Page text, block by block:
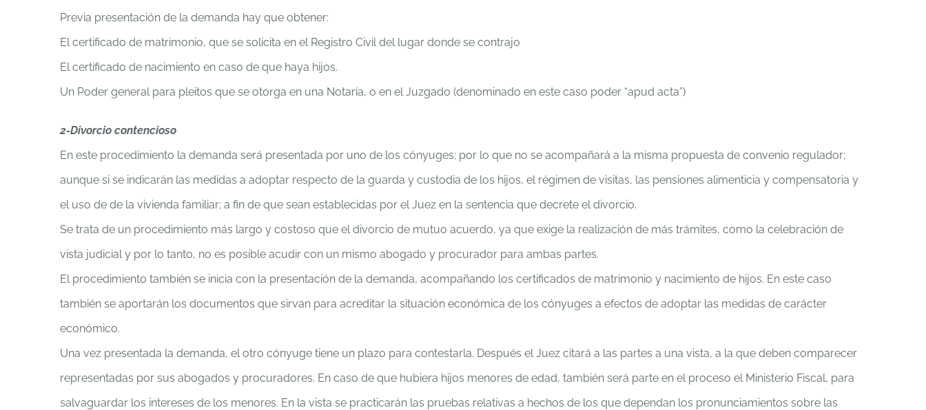
Previa presentación de la demanda hay que obtener:
El certificado de matrimonio, que se solicita en el Registro Civil del lugar donde se contrajo
El certificado de nacimiento en caso de que haya hijos.
Un Poder general para pleitos que se otorga en una Notaría, o en el Juzgado (denominado en este caso poder “apud acta”)
2-Divorcio contencioso
En este procedimiento la demanda será presentada por uno de los cónyuges; por lo que no se acompañará a la misma propuesta de convenio regulador;
aunque si se indicarán las medidas a adoptar respecto de la guarda y custodia de los hijos, el régimen de visitas, las pensiones alimenticia y compensatoria y
el uso de de la vivienda familiar; a fin de que sean establecidas por el Juez en la sentencia que decrete el divorcio.
Se trata de un procedimiento más largo y costoso que el divorcio de mutuo acuerdo, ya que exige la realización de más trámites, como la celebración de
vista judicial y por lo tanto, no es posible acudir con un mismo abogado y procurador para ambas partes.
El procedimiento también se inicia con la presentación de la demanda, acompañando los certificados de matrimonio y nacimiento de hijos. En este caso
también se aportarán los documentos que sirvan para acreditar la situación económica de los cónyuges a efectos de adoptar las medidas de carácter
económico.
Una vez presentada la demanda, el otro cónyuge tiene un plazo para contestarla. Después el Juez citará a las partes a una vista, a la que deben comparecer
representadas por sus abogados y procuradores. En caso de que hubiera hijos menores de edad, también será parte en el proceso el Ministerio Fiscal, para
salvaguardar los intereses de los menores. En la vista se practicarán las pruebas relativas a hechos de los que dependan los pronunciamientos sobre las